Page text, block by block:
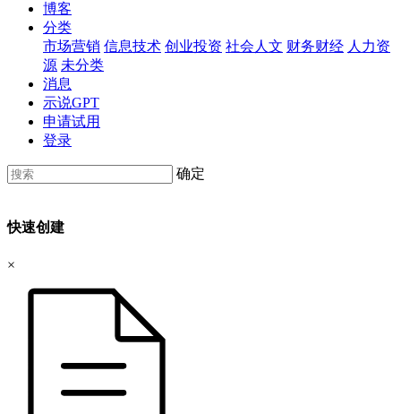
博客
分类
市场营销 信息技术 创业投资 社会人文 财务财经 人力资
源 未分类
消息
示说GPT
申请试用
登录
确定
快速创建
×